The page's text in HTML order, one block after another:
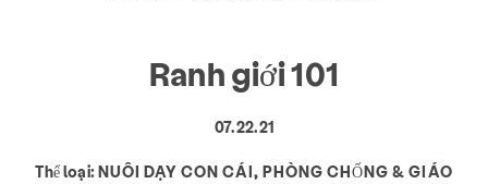
Ranh giới 101
07.22.21
Thể loại: NUÔI DẠY CON CÁI, PHÒNG CHỐNG & GIÁO